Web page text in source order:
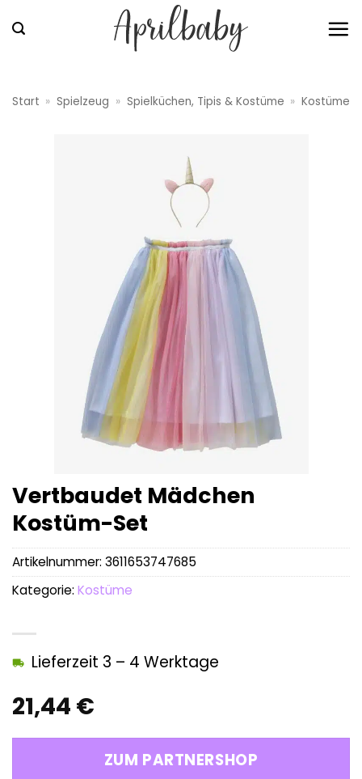
Inhalt
Start » Spielzeug » Spielküchen, Tipis & Kostüme » Kostüme
Vertbaudet Mädchen
Kostüm-Set
21,44 €
Lieferzeit 3 – 4 Werktage
ZUM PARTNERSHOP
Artikelnummer: 3611653747685
Kategorie: Kostüme